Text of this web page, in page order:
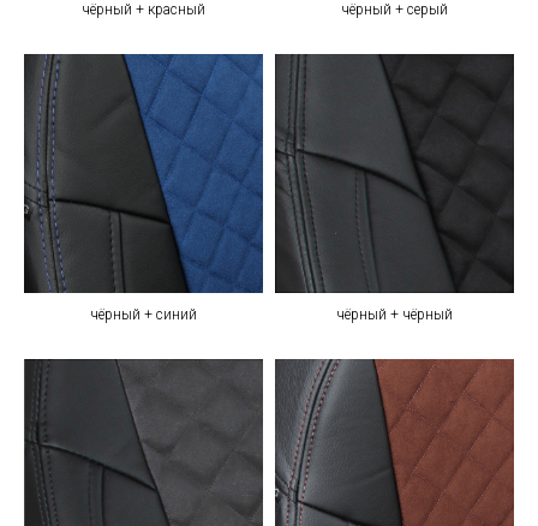
чёрный + красный чёрный + серый
чёрный + синий чёрный + чёрный